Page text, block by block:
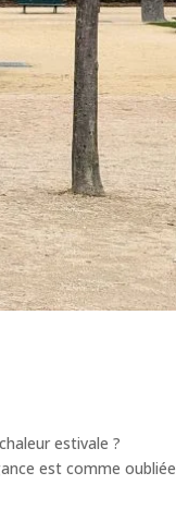
estivale ?
est comme oubliée